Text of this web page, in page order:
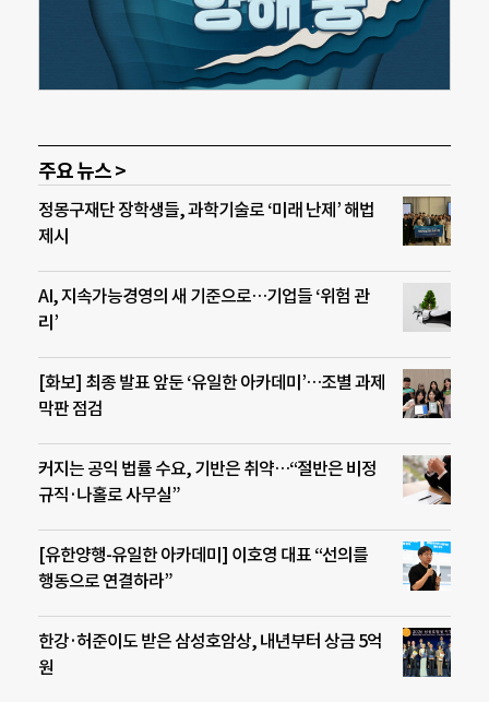
주요 뉴스 >
정몽구재단 장학생들, 과학기술로 ‘미래 난제’ 해법
제시
AI, 지속가능경영의 새 기준으로…기업들 ‘위험 관
리’
[화보] 최종 발표 앞둔 ‘유일한 아카데미’…조별 과제
막판 점검
커지는 공익 법률 수요, 기반은 취약…“절반은 비정
규직·나홀로 사무실”
[유한양행-유일한 아카데미] 이호영 대표 “선의를
행동으로 연결하라”
한강·허준이도 받은 삼성호암상, 내년부터 상금 5억
원